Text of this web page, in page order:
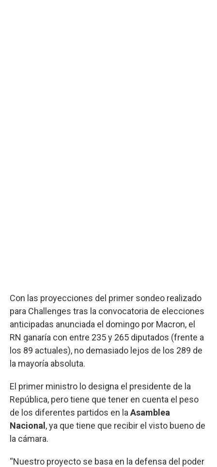
Con las proyecciones del primer sondeo realizado
para Challenges tras la convocatoria de elecciones
anticipadas anunciada el domingo por Macron, el
RN ganaría con entre 235 y 265 diputados (frente a
los 89 actuales), no demasiado lejos de los 289 de
la mayoría absoluta.
El primer ministro lo designa el presidente de la
República, pero tiene que tener en cuenta el peso
de los diferentes partidos en la Asamblea
Nacional , ya que tiene que recibir el visto bueno de
la cámara.
“Nuestro proyecto se basa en la defensa del poder